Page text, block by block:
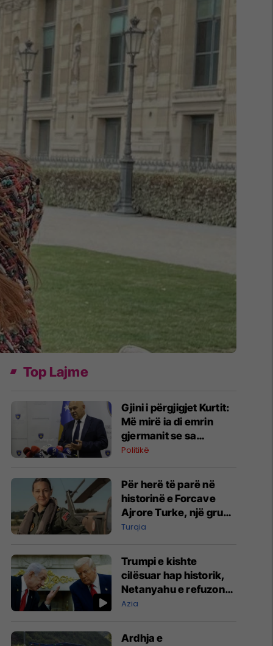
Top Lajme
Gjini i përgjigjet Kurtit:
Më mirë ia di emrin
gjermanit se sa
Aleancës
Politikë
Për herë të parë në
historinë e Forcave
Ajrore Turke, një grua
merr gradën e
Turqia
Trumpi e kishte
cilësuar hap historik,
Netanyahu e refuzon
marrëveshjen për
Azia
Ardhja e